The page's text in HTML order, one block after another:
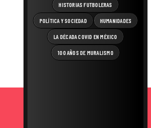
HISTORIAS FUTBOLERAS
POLÍTICA Y SOCIEDAD HUMANIDADES
LA DÉCADA COVID EN MÉXICO
100 AÑOS DE MURALISMO